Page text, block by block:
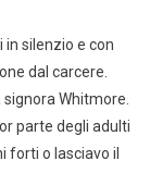
in silenzio e con
dal carcere.
Whitmore.
parte degli adulti
forti o lasciavo il